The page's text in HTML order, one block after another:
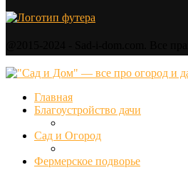
Главная
Благоустройство дачи
Сад и Огород
Фермерское подворье